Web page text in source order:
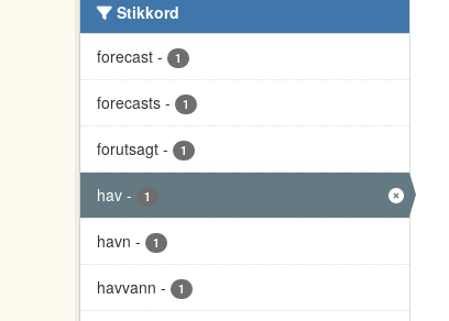
Stikkord
forecast - 1
forecasts - 1
forutsagt - 1
hav - 1
havn - 1
havvann - 1